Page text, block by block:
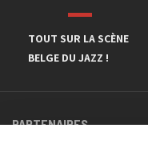
TOUT SUR LA SCÈNE
BELGE DU JAZZ !
PARTENAIRES